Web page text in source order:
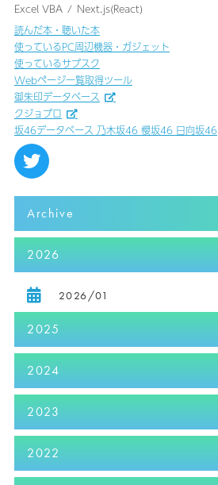
Excel VBA
Next.js(React)
読んだ本・聴いた本
使っているPC周辺機器・ガジェット
使っているサブスク
Webページ一覧取得ツール
御朱印データベース
クジョブロ
坂46データベース 乃木坂46 櫻坂46 日向坂46
Archive
2026
2026/01
2025
2024
2023
2022